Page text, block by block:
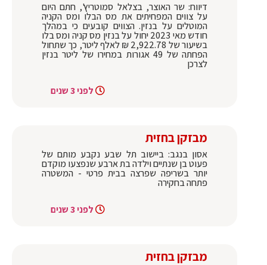
דיווח: שר האוצר, בצלאל סמוטריץ', חתם היום
על צווים המפחיתים את מס הבלו ומס הקניה
המוטלים על בנזין. הצווים קובעים כי במהלך
חודש מאי 2023 יחול על בנזין מס קניה ומס בלו
בשיעור של 2,922.78 ₪ לאלף ליטר, כך שתחול
הפחתה של 49 אגורות במחירו של ליטר בנזין
לצרכן
לפני 3 שנים
מבזקן בחזית
אסון בנגב: ביישוב תל שבע נקבע מותם של
פעוט בן שנתיים וילדה בת ארבע שנפצעו מוקדם
יותר בשריפה שפרצה בבית פרטי - המשטרה
פתחה בחקירה
לפני 3 שנים
מבזקן בחזית